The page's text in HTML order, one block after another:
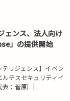
ェンス、法人向け
」の提供開始
テリジェンス】イベン
ルテスセキュリティイ
：菅原[…]